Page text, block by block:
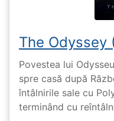
The Odyssey
Povestea lui
spre casă după
întâlnirile sale cu
terminând cu